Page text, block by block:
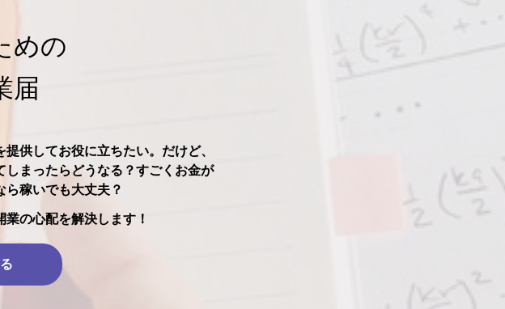
めの
届
供してお役に立ちたい。だけど、
まったらどうなる？すごくお金が
ら稼いでも大丈夫？
の心配を解決します！